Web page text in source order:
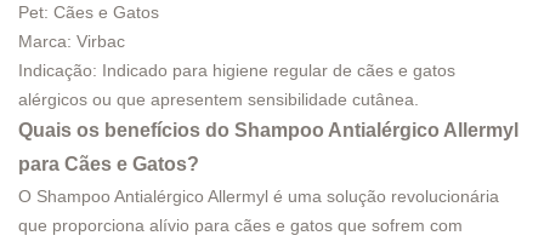
Pet: Cães e Gatos
Marca: Virbac
Indicação: Indicado para higiene regular de cães e gatos
alérgicos ou que apresentem sensibilidade cutânea.
Quais os benefícios do Shampoo Antialérgico Allermyl
para Cães e Gatos?
O Shampoo Antialérgico Allermyl é uma solução revolucionária
que proporciona alívio para cães e gatos que sofrem com